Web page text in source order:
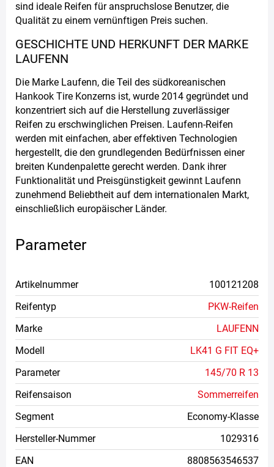
sind ideale Reifen für anspruchslose Benutzer, die
Qualität zu einem vernünftigen Preis suchen.
GESCHICHTE UND HERKUNFT DER MARKE
LAUFENN
Die Marke Laufenn, die Teil des südkoreanischen
Hankook Tire Konzerns ist, wurde 2014 gegründet und
konzentriert sich auf die Herstellung zuverlässiger
Reifen zu erschwinglichen Preisen. Laufenn-Reifen
werden mit einfachen, aber effektiven Technologien
hergestellt, die den grundlegenden Bedürfnissen einer
breiten Kundenpalette gerecht werden. Dank ihrer
Funktionalität und Preisgünstigkeit gewinnt Laufenn
zunehmend Beliebtheit auf dem internationalen Markt,
einschließlich europäischer Länder.
Parameter
Artikelnummer
100121208
Reifentyp
PKW-Reifen
Marke
LAUFENN
Modell
LK41 G FIT EQ+
Parameter
145/70 R 13
Reifensaison
Sommerreifen
Segment
Economy-Klasse
Hersteller-Nummer
1029316
EAN
8808563546537